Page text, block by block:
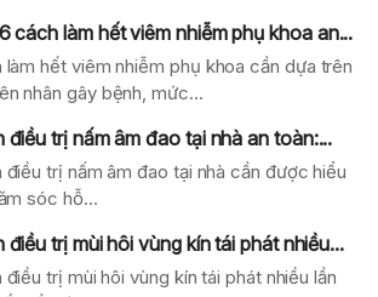
cách làm hết viêm nhiễm phụ khoa an...
làm hết viêm nhiễm phụ khoa cần dựa trên
nhân gây bệnh, mức...
điều trị nấm âm đao tại nhà an toàn:...
điều trị nấm âm đao tại nhà cần được hiểu
sóc hỗ...
điều trị mùi hôi vùng kín tái phát nhiều...
điều trị mùi hôi vùng kín tái phát nhiều lần